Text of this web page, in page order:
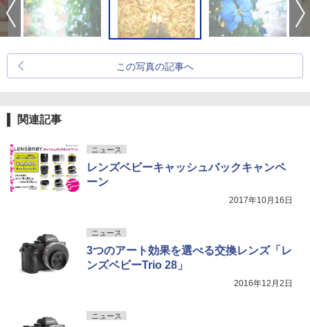
この写真の記事へ
関連記事
ニュース
レンズベビーキャッシュバックキャンペ
ーン
2017年10月16日
ニュース
3つのアート効果を選べる交換レンズ「レ
ンズベビーTrio 28」
2016年12月2日
ニュース